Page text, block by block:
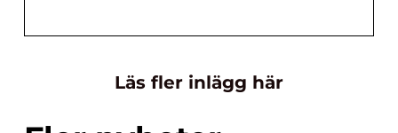
Läs fler inlägg här